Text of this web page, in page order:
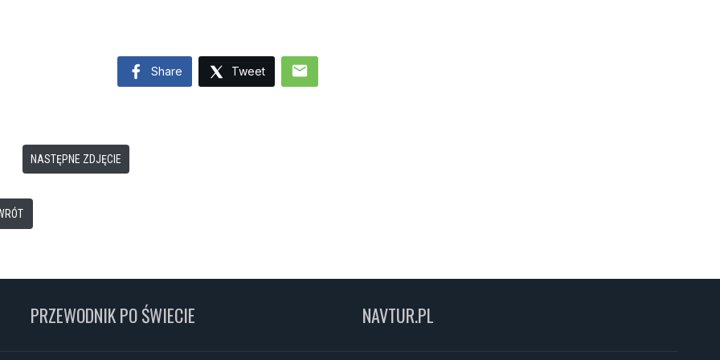
Share Tweet mail
NASTĘPNE ZDJĘCIE
PRZEWODNIK PO ŚWIECIE NAVTUR.PL